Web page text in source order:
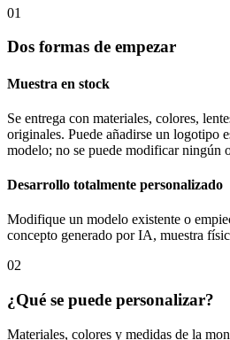
01
Dos formas de empezar
Muestra en stock
Se entrega con materiales, colores,
originales. Puede añadirse un logotipo
modelo; no se puede modificar ningún
Desarrollo totalmente personalizado
Modifique un modelo existente o
concepto generado por IA, muestra
02
¿Qué se puede personalizar?
Materiales, colores y medidas de la